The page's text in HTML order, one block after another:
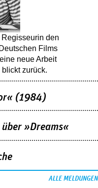
den
Films
neue Arbeit
zurück.
(1984)
»Dreams«
ALLE MELDUNGEN